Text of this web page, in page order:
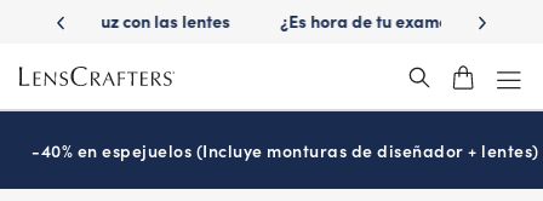
main
content
lentes
¿Es hora de tu examen de la vista?
Disfruta -
-40% en espejuelos (Incluye monturas de diseñador + lentes)